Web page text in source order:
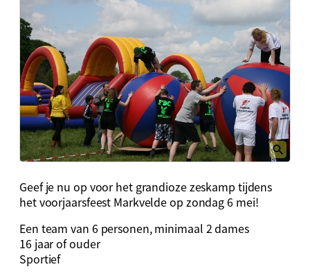
Geef je nu op voor het grandioze zeskamp tijdens
het voorjaarsfeest Markvelde op zondag 6 mei!
Een team van 6 personen, minimaal 2 dames
16 jaar of ouder
Sportief